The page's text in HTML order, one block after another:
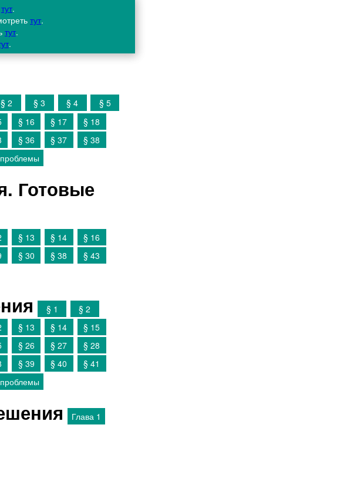
тут.
тут.
тут.
.
§ 2 § 3 § 4
§ 5
§ 16 § 17
§ 18
§ 36 § 37
§ 38
Готовые
§ 13 § 14
§ 16
§ 30 § 38
§ 43
§ 1
§ 2
§ 13 § 14
§ 15
§ 26 § 27
§ 28
§ 39 § 40
§ 41
Глава 1